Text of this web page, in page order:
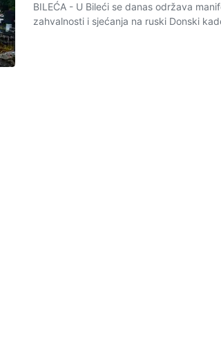
BILEĆA - U Bileći se danas održava
zahvalnosti i sjećanja na ruski Donski